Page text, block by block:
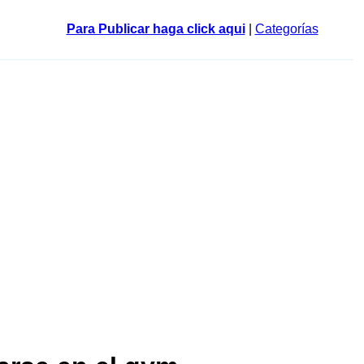
Para Publicar haga click aqui| Categorías